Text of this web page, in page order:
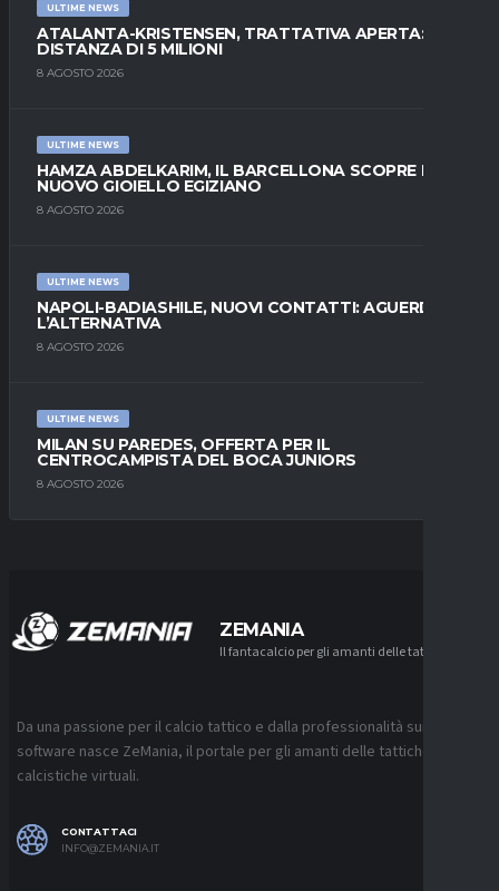
ULTIME NEWS
ATALANTA-KRISTENSEN, TRATTATIVA APERTA:
DISTANZA DI 5 MILIONI
8 AGOSTO 2026
ULTIME NEWS
HAMZA ABDELKARIM, IL BARCELLONA SCOPRE IL
NUOVO GIOIELLO EGIZIANO
8 AGOSTO 2026
ULTIME NEWS
NAPOLI-BADIASHILE, NUOVI CONTATTI: AGUERD È
L’ALTERNATIVA
8 AGOSTO 2026
ULTIME NEWS
MILAN SU PAREDES, OFFERTA PER IL
CENTROCAMPISTA DEL BOCA JUNIORS
8 AGOSTO 2026
ZEMANIA
Il fantacalcio per gli amanti delle tattiche
Da una passione per il calcio tattico e dalla professionalità sui
software nasce ZeMania, il portale per gli amanti delle tattiche
calcistiche virtuali.
CONTATTACI
INFO@ZEMANIA.IT